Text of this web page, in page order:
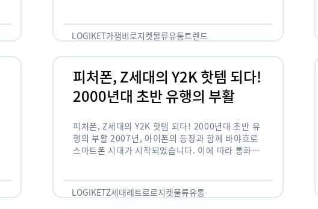
LOGIKET가잼비로지켓물류유통트렌드
피처폰, Z세대의 Y2K 핫템 되다!
2000년대 초반 유행의 부활
피처폰, Z세대의 Y2K 핫템 되다! 2000년대 초반 유
행의 부활 2007년, 아이폰의 등장과 함께 바야흐로
스마트폰 시대가 시작되었습니다. 이에 따라 통화와
LOGIKETZ세대레트로로지켓물류유통